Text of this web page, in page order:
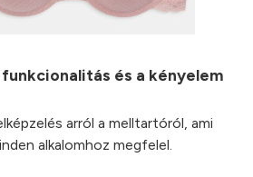
és a kényelem
arról a melltartóról, ami
alkalomhoz megfelel.